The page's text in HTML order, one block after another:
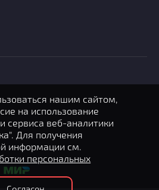
нашим сайтом,
на использование
и сервиса веб-аналитики
Для получения
информации см.
персональных